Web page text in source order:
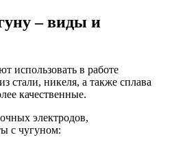
– виды и
использовать в работе
стали, никеля, а также сплава
качественные.
электродов,
с чугуном: